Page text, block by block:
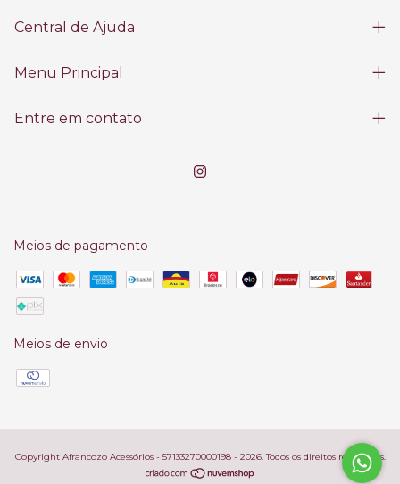
Central de Ajuda
Menu Principal
Entre em contato
Meios de pagamento
Meios de envio
Copyright Afrancozo Acessórios - 57133270000198 - 2026. Todos os direitos reservados.